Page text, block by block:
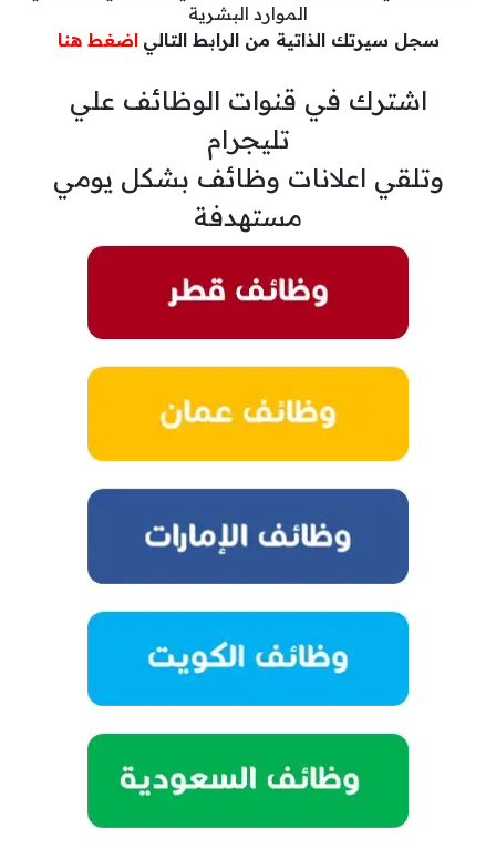
الموارد البشرية
سجل سيرتك الذاتية من الرابط التالي اضغط هنا
اشترك في قنوات الوظائف علي
تليجرام
وتلقي اعلانات وظائف بشكل يومي
مستهدفة